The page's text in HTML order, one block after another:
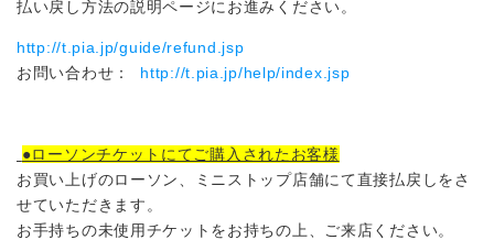
払い戻し方法の説明ページにお進みください。
http://t.pia.jp/guide/refund.jsp
お問い合わせ： http://t.pia.jp/help/index.jsp
●ローソンチケットにてご購入されたお客様
お買い上げのローソン、ミニストップ店舗にて直接払戻しをさ
せていただきます。
お手持ちの未使用チケットをお持ちの上、ご来店ください。